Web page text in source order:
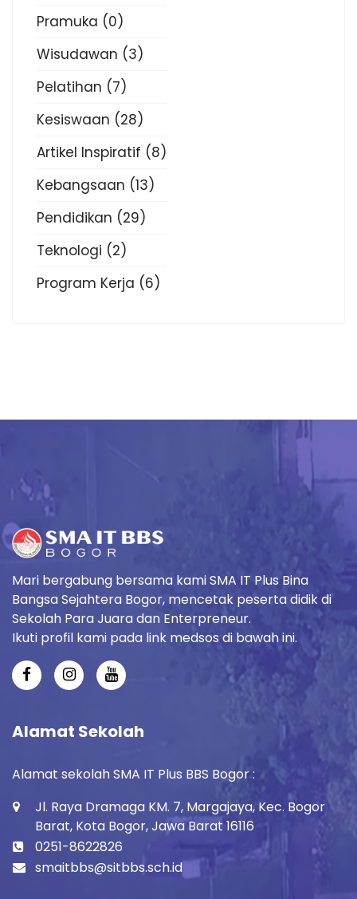
Pramuka (0)
Wisudawan (3)
Pelatihan (7)
Kesiswaan (28)
Artikel Inspiratif (8)
Kebangsaan (13)
Pendidikan (29)
Teknologi (2)
Program Kerja (6)
Mari bergabung bersama kami SMA IT Plus Bina
Bangsa Sejahtera Bogor, mencetak peserta didik di
Sekolah Para Juara dan Enterpreneur.
Ikuti profil kami pada link medsos di bawah ini.
Alamat Sekolah
Alamat sekolah SMA IT Plus BBS Bogor :
Jl. Raya Dramaga KM. 7, Margajaya, Kec. Bogor
Barat, Kota Bogor, Jawa Barat 16116
0251-8622826
smaitbbs@sitbbs.sch.id